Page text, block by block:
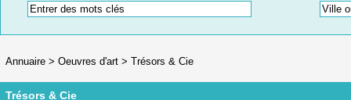
Annuaire > Oeuvres d'art > Trésors & Cie
Trésors & Cie